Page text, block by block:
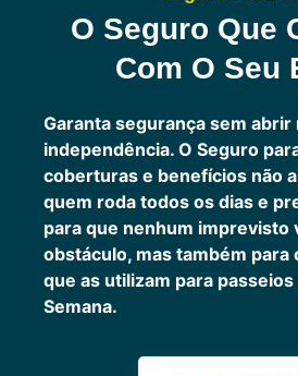
O Seguro Que
Com O Seu
Garanta segurança sem abrir
independência. O Seguro
coberturas e benefícios não
quem roda todos os dias e
para que nenhum imprevisto
obstáculo, mas também para
que as utilizam para
Semana.